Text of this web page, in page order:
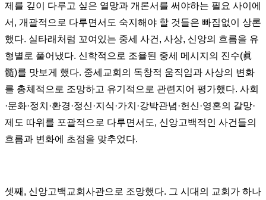
제를 깊이 다루고 싶은 열망과 개론서를 써야하는 필요 사이에
서 , 개괄적으로 다루면서도 숙지해야 할 것들은 빠짐없이 상론
했다. 실타래처럼 꼬여있는 중세 사건, 사상, 신앙의 흐름을 유
형별로 풀어냈다. 신학적으로 조율된 중세 메시지의 진수(眞
髓)를 맛보게 했다. 중세교회의 독창적 움직임과 사상의 변화
를 총체적으로 조망하고 유기적으로 관련지어 평가했다. 사회
·문화·정치 ·환경·정신·지식·가치 ·강박관념·헌신·영혼의 갈망·
제도 따위를 포괄적으로 다루면서도, 신앙고백적인 사건들의
흐름과 변화에 초점을 맞추었다.
셋째 , 신앙고백교회사관으로 조망했다. 그 시대의 교회가 하나